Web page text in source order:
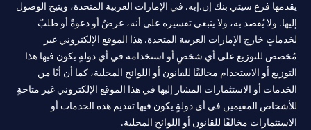
يقدمها فرع سيتي بنك إن.إيه. في الإمارات العربية المتحدة، ويتيح الوصول
إليها. ولا يُقصد به، ولا ينبغي تفسيره على أنه، عرضٌ أو دعوةٌ أو طلبٌ
لخدماتٍ خارج الإمارات العربية المتحدة. هذا الموقع الإلكتروني غير
مُخصص للتوزيع على أي شخصٍ أو استخدامه في أي دولةٍ يكون فيها هذا
التوزيع أو الاستخدام مخالفًا للقانون أو اللوائح المحلية، كما أن أيًا من
الخدمات أو الاستثمارات المشار إليها في هذا الموقع الإلكتروني غير متاحةٍ
للأشخاص المقيمين في أي دولةٍ يكون فيها تقديم هذه الخدمات أو
الاستثمارات مخالفًا للقانون أو اللوائح المحلية.